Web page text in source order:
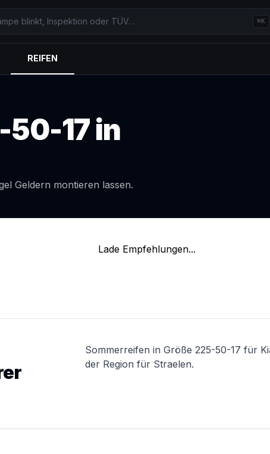
⌘K
REIFEN
50-17in
Geldern montieren lassen.
Lade Empfehlungen...
Sommerreifen in Größe 225-50-17 für
der Region für Straelen.